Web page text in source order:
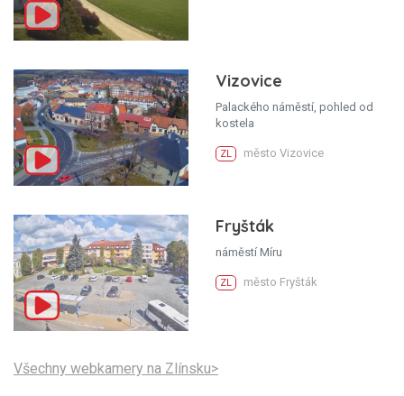
Vizovice
Palackého náměstí, pohled od
kostela
ZL město Vizovice
Fryšták
náměstí Míru
ZL město Fryšták
Všechny webkamery na Zlínsku>